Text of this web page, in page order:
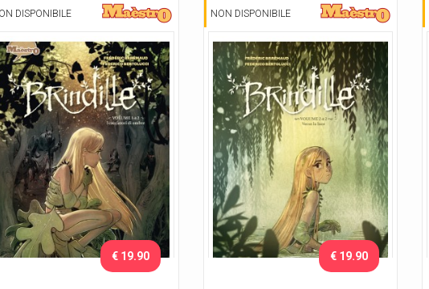
DISPONIBILE
€ 19.90
NON DISPONIBILE
€ 19.90